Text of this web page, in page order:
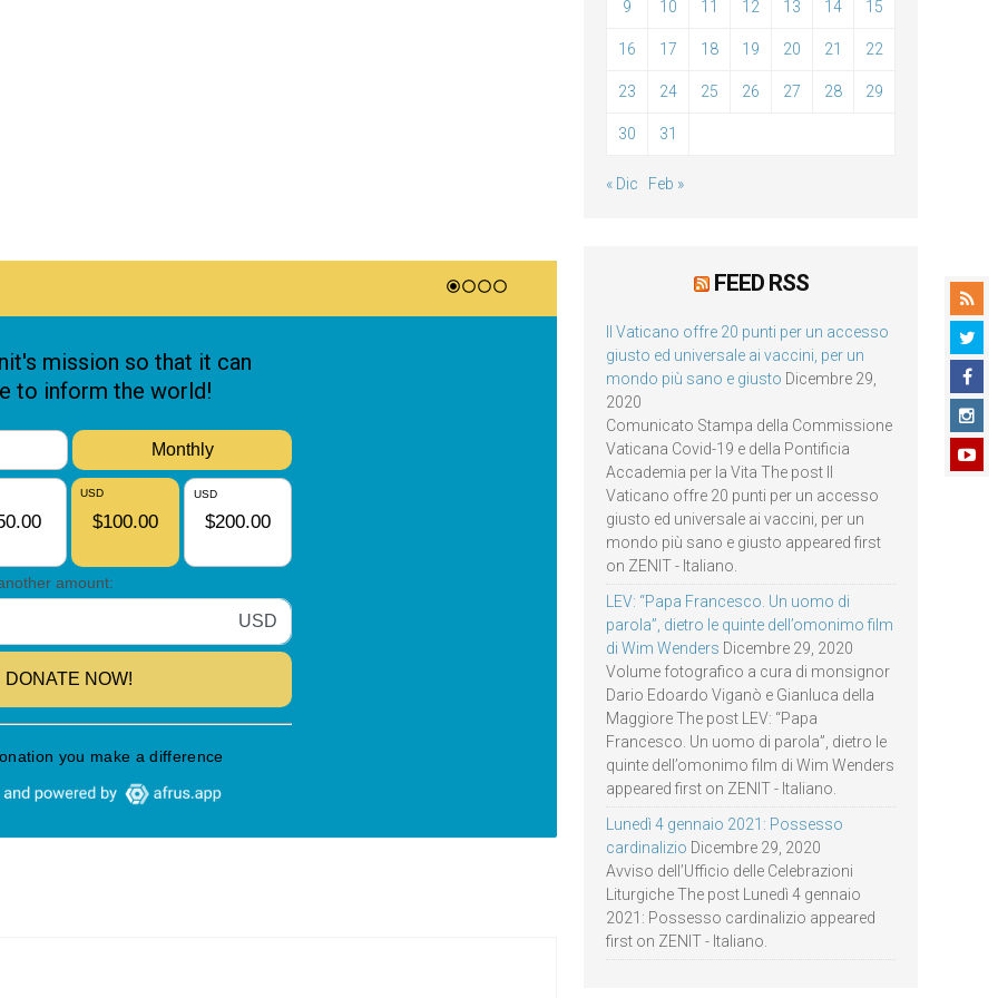
9 10 11 12 13 14 15
16 17 18 19 20 21 22
23 24 25 26 27 28 29
30 31
« Dic Feb »
FEED RSS
Il Vaticano offre 20 punti per un accesso
giusto ed universale ai vaccini, per un
mondo più sano e giusto Dicembre 29,
2020
Comunicato Stampa della Commissione
Vaticana Covid-19 e della Pontificia
Accademia per la Vita The post Il
Vaticano offre 20 punti per un accesso
giusto ed universale ai vaccini, per un
mondo più sano e giusto appeared first
on ZENIT - Italiano.
LEV: “Papa Francesco. Un uomo di
parola”, dietro le quinte dell’omonimo film
di Wim Wenders Dicembre 29, 2020
Volume fotografico a cura di monsignor
Dario Edoardo Viganò e Gianluca della
Maggiore The post LEV: “Papa
Francesco. Un uomo di parola”, dietro le
quinte dell’omonimo film di Wim Wenders
appeared first on ZENIT - Italiano.
Lunedì 4 gennaio 2021: Possesso
cardinalizio Dicembre 29, 2020
Avviso dell’Ufficio delle Celebrazioni
Liturgiche The post Lunedì 4 gennaio
2021: Possesso cardinalizio appeared
first on ZENIT - Italiano.